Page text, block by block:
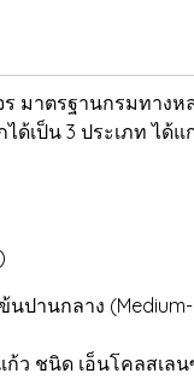
มาตรฐานกรมทาง
ด้เป็น 3 ประเภท ได้แ
ปานกลาง
ก้ว ชนิด เอ็นโคลสเลน